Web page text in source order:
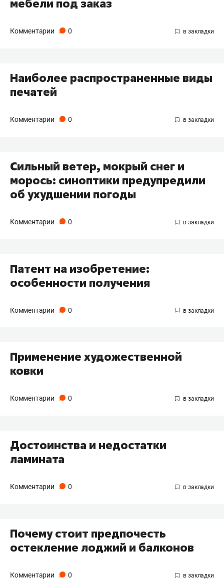
мебели под заказ
Комментарии 0
Наиболее распространенные виды
печатей
Комментарии 0
Сильный ветер, мокрый снег и
морось: синоптики предупредили
об ухудшении погоды
Комментарии 0
Патент на изобретение:
особенности получения
Комментарии 0
Применение художественной
ковки
Комментарии 0
Достоинства и недостатки
ламината
Комментарии 0
Почему стоит предпочесть
остекление лоджий и балконов
Комментарии 0